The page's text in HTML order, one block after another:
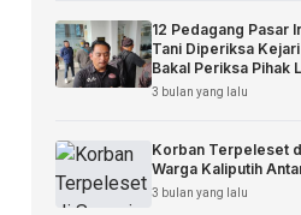
12 Pedagang Pasar
Tani Diperiksa
Bakal Periksa Pihak
3 bulan yang lalu
Korban Terpeleset
Warga Kaliputih
3 bulan yang lalu